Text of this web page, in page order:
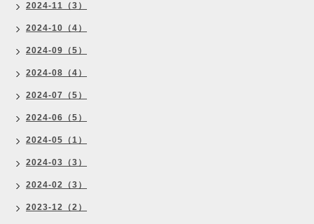
2024-11（3）
2024-10（4）
2024-09（5）
2024-08（4）
2024-07（5）
2024-06（5）
2024-05（1）
2024-03（3）
2024-02（3）
2023-12（2）